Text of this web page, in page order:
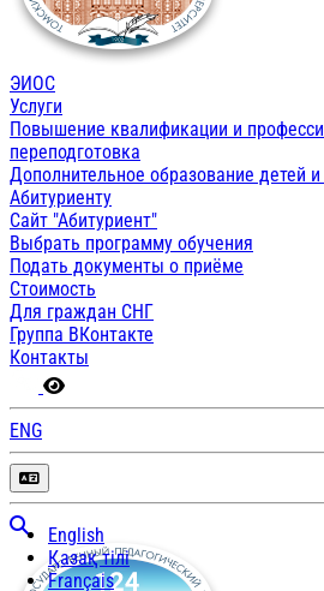
ЭИОС
Услуги
Повышение квалификации и
переподготовка
Дополнительное образование детей
Абитуриенту
Сайт "Абитуриент"
Выбрать программу обучения
Подать документы о приёме
Стоимость
Для граждан СНГ
Группа ВКонтакте
Контакты
ENG
English
Қазақ тілі
Français